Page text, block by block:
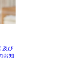
及び
お知